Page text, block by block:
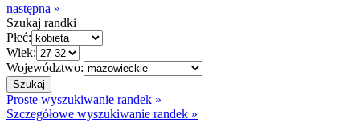
następna »
Szukaj randki
Płeć:
Wiek:
Województwo:
Proste wyszukiwanie randek »
Szczegółowe wyszukiwanie randek »